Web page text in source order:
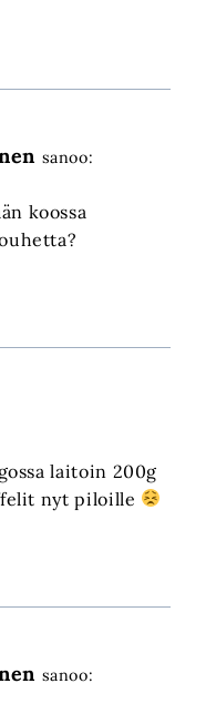
sanoo:
koossa
laitoin 200g
nyt piloille
sanoo: